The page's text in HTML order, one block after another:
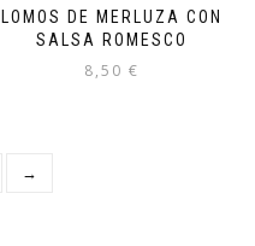
LOMOS DE MERLUZA CON
SALSA ROMESCO
8,50 €
→